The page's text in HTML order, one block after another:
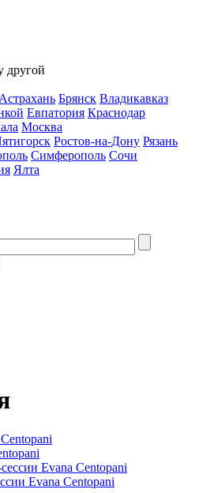
другой
Астрахань Брянск Владикавказ
Евпатория Краснодар
Москва
Ростов-на-Дону Рязань
Симферополь Сочи
Ялта
Evana Centopani